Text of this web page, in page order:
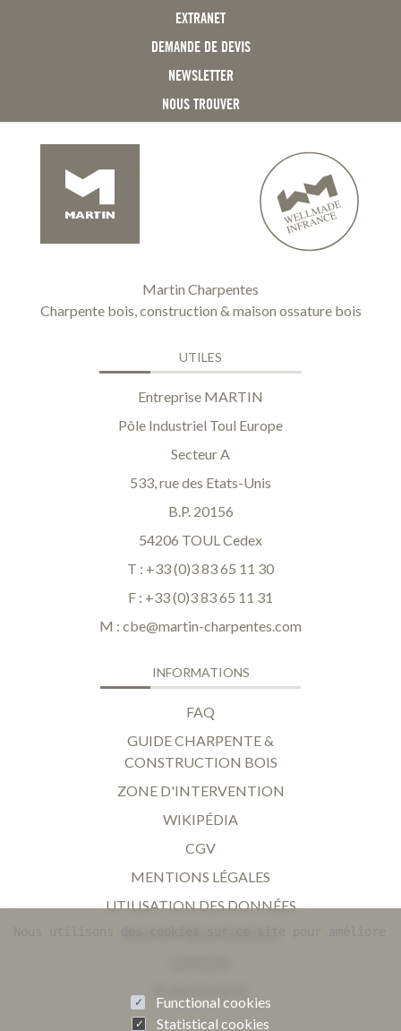
EXTRANET
DEMANDE DE DEVIS
NEWSLETTER
NOUS TROUVER
Martin Charpentes
Charpente bois, construction & maison ossature bois
UTILES
Entreprise MARTIN
Pôle Industriel Toul Europe
Secteur A
533, rue des Etats-Unis
B.P. 20156
54206 TOUL Cedex
T : +33 (0)3 83 65 11 30
F : +33 (0)3 83 65 11 31
M : cbe@martin-charpentes.com
INFORMATIONS
FAQ
GUIDE CHARPENTE &
CONSTRUCTION BOIS
ZONE D'INTERVENTION
WIKIPÉDIA
CGV
MENTIONS LÉGALES
UTILISATION DES DONNÉES
Functional cookies
Statistical cookies